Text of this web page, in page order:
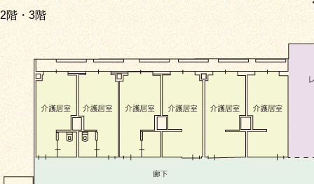
2階・3階